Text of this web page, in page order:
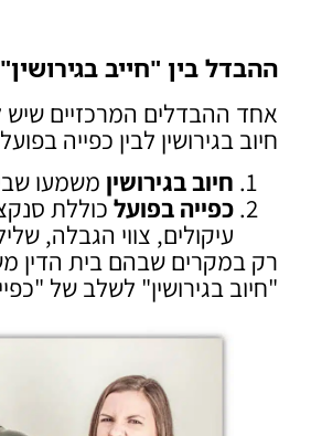
ההבדל בין "חייב
אחד ההבדלים המרכזיים שיש
חיוב בגירושין לבין כפייה
חיוב בגירושין משמעו
כפייה בפועל כוללת
עיקולים, צווי הגבלה,
רק במקרים שבהם בית הדין
"חיוב בגירושין" לשלב של